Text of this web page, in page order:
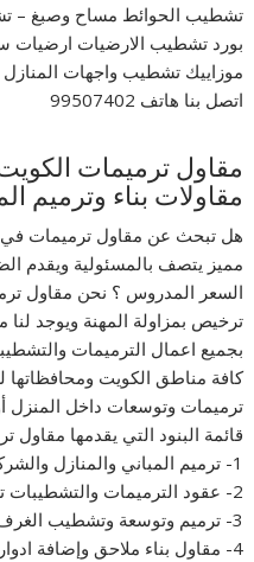
تشطيب الحوائط مساح وصبغ
بورد تشطيب الارضيات ارضيات
موزاييك تشطيب واجهات
اتصل بنا هاتف 99507402
مقاولات بناء وترميم
هل تبحث عن مقاول ترميمات في
مميز يتصف بالمسئولية ويقدم
السعر المدروس ؟ نحن مقاول
بجميع اعمال الترميمات
كافة مناطق الكويت ومحافظاتها
ترميمات وتوسعات داخل المنزل
قائمة البنود التي يقدمها مقاول
1- ترميم المباني والمنازل والشركات والمكاتب والمصانع والوزارات.
2- عقود الترميمات والتشطيبات تسليم علي المفتاح .
3- ترميم وتوسعة وتشطيب الغرف والمطابخ .
4- مقاول بناء ملاحق وإضافة ادوار علوية للمنازل القديمة بالكويت.